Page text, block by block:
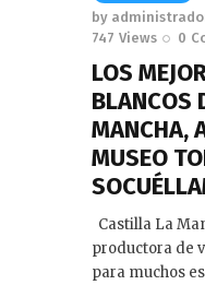
by
747 Views 0
LOS
BLANCOS
MANCHA,
MUSEO
Castilla La
productora de
para muchos